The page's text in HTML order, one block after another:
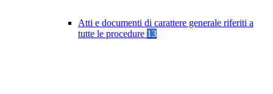
Atti e documenti di carattere generale riferiti a
tutte le procedure 13